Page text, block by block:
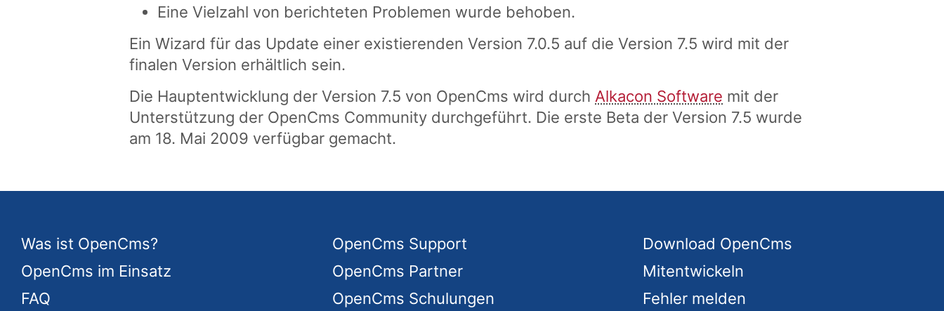
Eine Vielzahl von berichteten Problemen wurde behoben.
Ein Wizard für das Update einer existierenden Version 7.0.5 auf die Version 7.5 wird mit der
finalen Version erhältlich sein.
Die Hauptentwicklung der Version 7.5 von OpenCms wird durch Alkacon Software mit der
Unterstützung der OpenCms Community durchgeführt. Die erste Beta der Version 7.5 wurde
am 18. Mai 2009 verfügbar gemacht.
Was ist OpenCms?
OpenCms im Einsatz
FAQ
OpenCms Support
OpenCms Partner
OpenCms Schulungen
Download OpenCms
Mitentwickeln
Fehler melden